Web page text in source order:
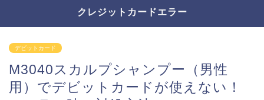
クレジットカードエラー
デビットカード
M3040スカルプシャンプー（男性
用）でデビットカードが使えない！